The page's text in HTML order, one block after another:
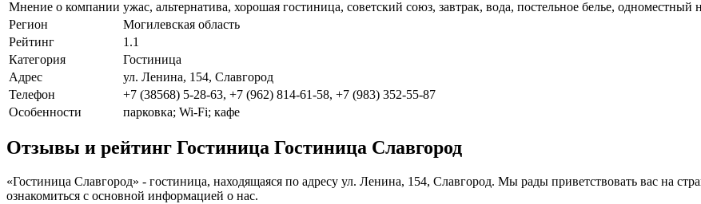
Мнение о компании ужас, альтернатива, хорошая гостиница, советский союз, завтрак, вода, постельное белье, одноместный
Регион
Могилевская область
Рейтинг
1.1
Категория
Гостиница
Адрес
ул. Ленина, 154, Славгород
Телефон
+7 (38568) 5-28-63, +7 (962) 814-61-58, +7 (983) 352-55-87
Особенности
парковка; Wi-Fi; кафе
Отзывы и рейтинг Гостиница Гостиница Славгород
«Гостиница Славгород» - гостиница, находящаяся по адресу ул. Ленина, 154, Славгород. Мы рады приветствовать вас на
ознакомиться с основной информацией о нас.